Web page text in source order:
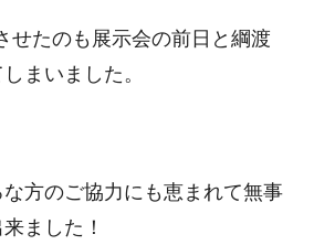
せたのも展示会の前日と綱渡
まいました。
方のご協力にも恵まれて無事
ました！